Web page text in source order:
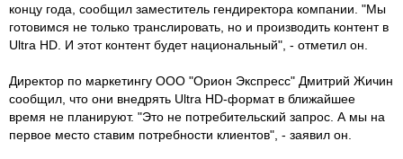
концу года, сообщил заместитель гендиректора компании. "Мы
готовимся не только транслировать, но и производить контент в
Ultra HD. И этот контент будет национальный", - отметил он.
Директор по маркетингу ООО "Орион Экспресс" Дмитрий Жичин
сообщил, что они внедрять Ultra HD-формат в ближайшее
время не планируют. "Это не потребительский запрос. А мы на
первое место ставим потребности клиентов", - заявил он.